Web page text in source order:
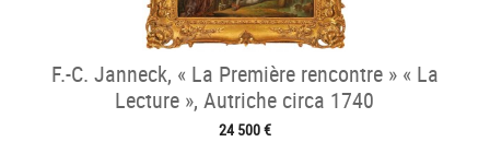
F.-C. Janneck, « La Première rencontre » « La
Lecture », Autriche circa 1740
24 500 €